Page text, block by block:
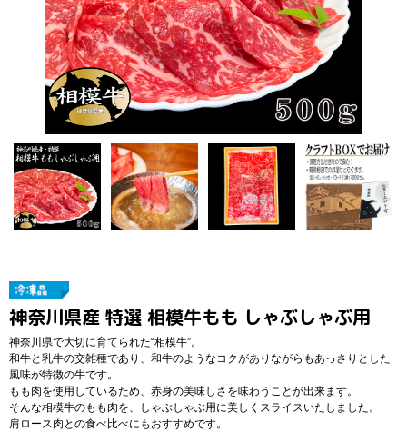
神奈川県産 特選 相模牛もも しゃぶしゃぶ用
神奈川県で大切に育てられた“相模牛”。
和牛と乳牛の交雑種であり、和牛のようなコクがありながらもあっさりとした
風味が特徴の牛です。
もも肉を使用しているため、赤身の美味しさを味わうことが出来ます。
そんな相模牛のもも肉を、しゃぶしゃぶ用に美しくスライスいたしました。
肩ロース肉との食べ比べにもおすすめです。